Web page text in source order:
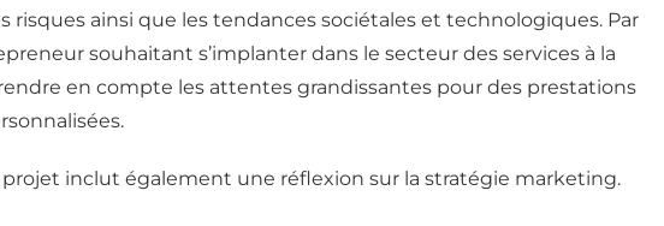
risques ainsi que les tendances sociétales et technologiques. Par
souhaitant s’implanter dans le secteur des services à la
en compte les attentes grandissantes pour des prestations
inclut également une réflexion sur la stratégie marketing.